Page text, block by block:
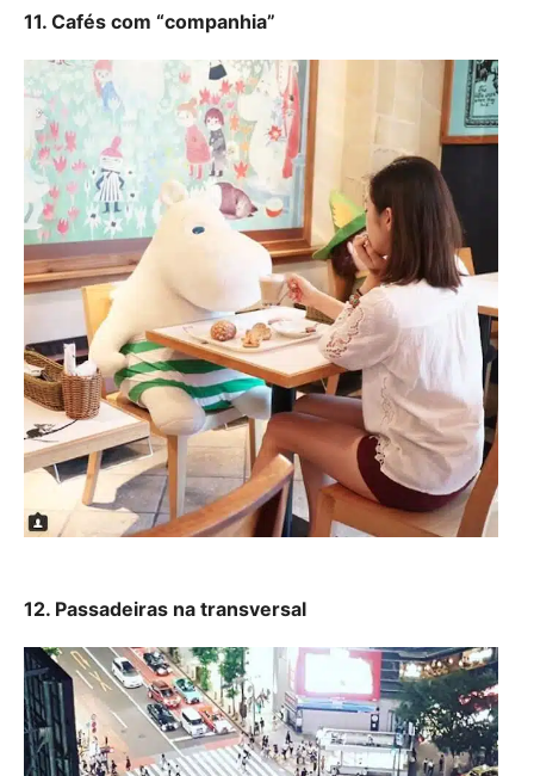
11. Cafés com “companhia”
12. Passadeiras na transversal